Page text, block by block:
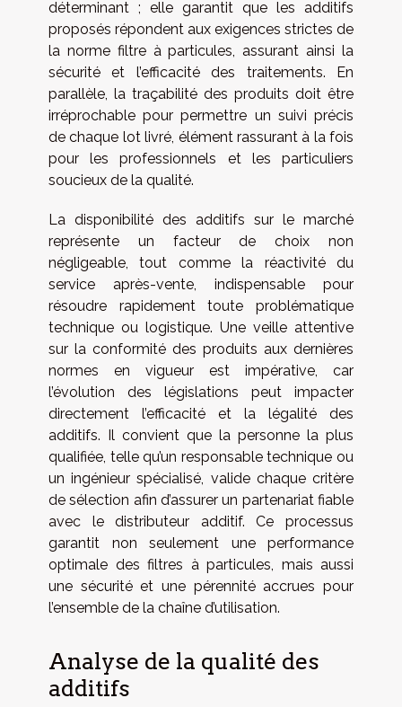
déterminant ; elle garantit que les additifs
proposés répondent aux exigences strictes de
la norme filtre à particules, assurant ainsi la
sécurité et l’efficacité des traitements. En
parallèle, la traçabilité des produits doit être
irréprochable pour permettre un suivi précis
de chaque lot livré, élément rassurant à la fois
pour les professionnels et les particuliers
soucieux de la qualité.
La disponibilité des additifs sur le marché
représente un facteur de choix non
négligeable, tout comme la réactivité du
service après-vente, indispensable pour
résoudre rapidement toute problématique
technique ou logistique. Une veille attentive
sur la conformité des produits aux dernières
normes en vigueur est impérative, car
l’évolution des législations peut impacter
directement l’efficacité et la légalité des
additifs. Il convient que la personne la plus
qualifiée, telle qu’un responsable technique ou
un ingénieur spécialisé, valide chaque critère
de sélection afin d’assurer un partenariat fiable
avec le distributeur additif. Ce processus
garantit non seulement une performance
optimale des filtres à particules, mais aussi
une sécurité et une pérennité accrues pour
l’ensemble de la chaîne d’utilisation.
Analyse de la qualité des
additifs